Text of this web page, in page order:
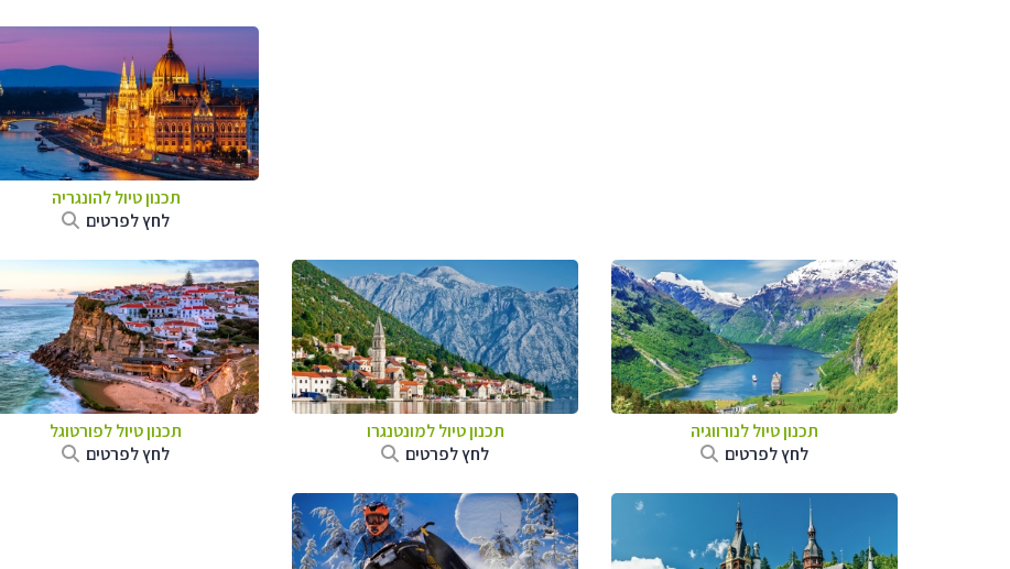
תכנון טיול להונגריה
לחץ לפרטים
תכנון טיול לנורווגיה
לחץ לפרטים
תכנון טיול למונטנגרו
לחץ לפרטים
תכנון טיול לפורטוגל
לחץ לפרטים